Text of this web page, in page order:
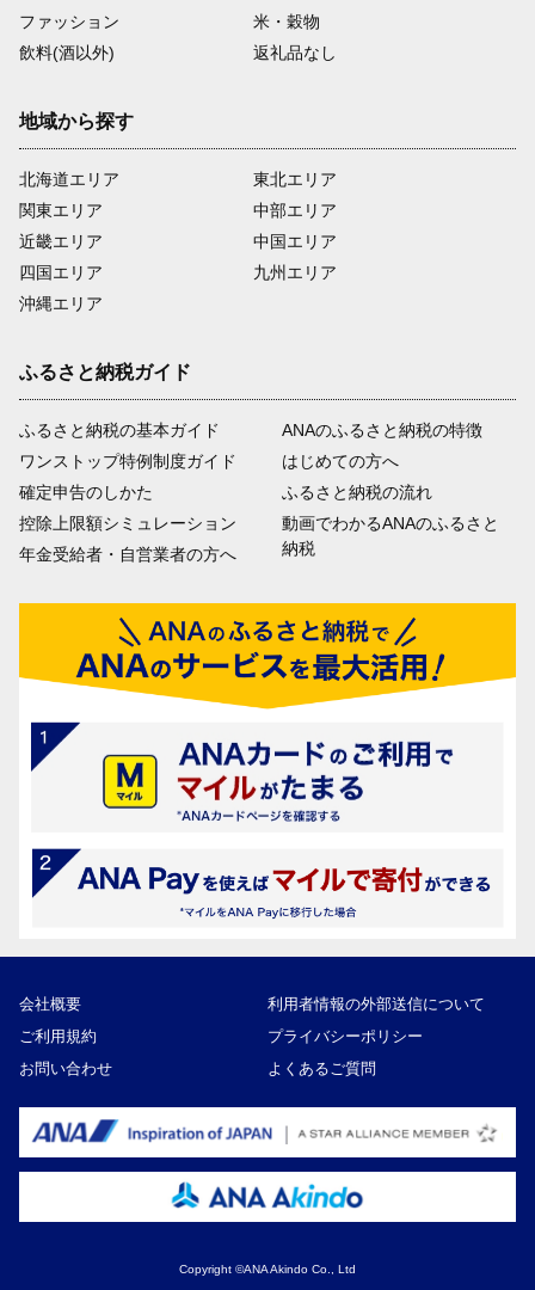
ファッション
米・穀物
飲料(酒以外)
返礼品なし
地域から探す
北海道エリア
関東エリア
近畿エリア
四国エリア
沖縄エリア
東北エリア
中部エリア
中国エリア
九州エリア
ふるさと納税ガイド
ふるさと納税の基本ガイド
ワンストップ特例制度ガイド
確定申告のしかた
控除上限額シミュレーション
年金受給者・自営業者の方へ
ANAのふるさと納税の特徴
はじめての方へ
ふるさと納税の流れ
動画でわかるANAのふるさと
納税
会社概要
利用者情報の外部送信について
ご利用規約
プライバシーポリシー
お問い合わせ
よくあるご質問
Copyright ©ANA Akindo Co., Ltd